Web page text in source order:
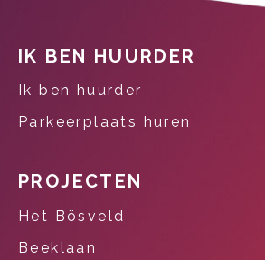
Contactinformatie
IK BEN HUURDER
Ik ben huurder
Parkeerplaats huren
PROJECTEN
Het Bösveld
Beeklaan